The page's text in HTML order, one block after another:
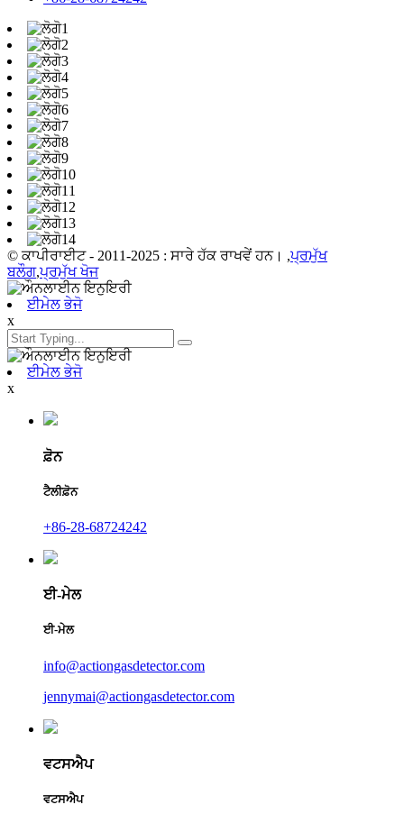
© ਕਾਪੀਰਾਈਟ - 2011-2025 : ਸਾਰੇ ਹੱਕ ਰਾਖਵੇਂ ਹਨ। ,ਪ੍ਰਮੁੱਖ
ਬਲੌਗ,ਪ੍ਰਮੁੱਖ ਖੋਜ
ਈਮੇਲ ਭੇਜੋ
x
ਈਮੇਲ ਭੇਜੋ
x
ਫ਼ੋਨ
ਟੈਲੀਫ਼ੋਨ
+86-28-68724242
ਈ-ਮੇਲ
ਈ-ਮੇਲ
info@actiongasdetector.com
jennymai@actiongasdetector.com
ਵਟਸਐਪ
ਵਟਸਐਪ